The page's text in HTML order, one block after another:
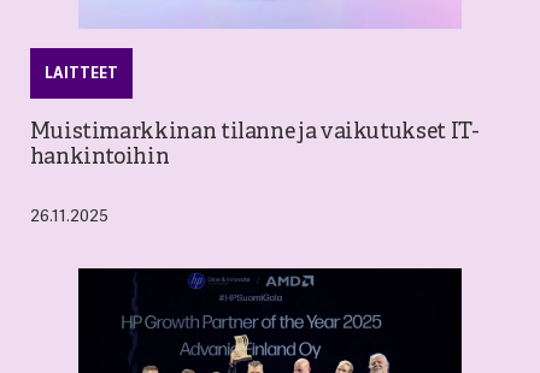
LAITTEET
Muistimarkkinan tilanne ja vaikutukset IT-
hankintoihin
26.11.2025